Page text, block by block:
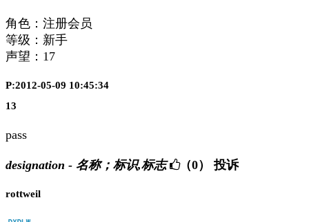
角色：注册会员
等级：新手
声望： 17
P:2012-05-09 10:45:34
13
pass
designation - 名称；标识,标志 （0） 投诉
rottweil